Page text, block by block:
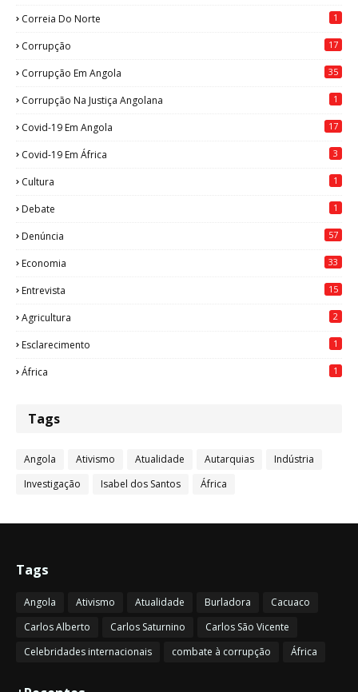
Correia Do Norte 1
Corrupção 17
Corrupção Em Angola 35
Corrupção Na Justiça Angolana 1
Covid-19 Em Angola 17
Covid-19 Em África 3
Cultura 1
Debate 1
Denúncia 57
Economia 33
Entrevista 15
Agricultura 2
Esclarecimento 1
África 1
Tags
Angola Ativismo Atualidade Autarquias
Indústria
Investigação
Isabel dos Santos África
Tags
Angola Ativismo Atualidade Burladora
Cacuaco
Carlos Alberto
Carlos Saturnino
Carlos São Vicente
Celebridades internacionais
combate à corrupção África